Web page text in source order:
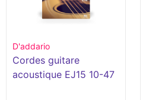
D'addario
Cordes guitare
acoustique EJ15 10-47